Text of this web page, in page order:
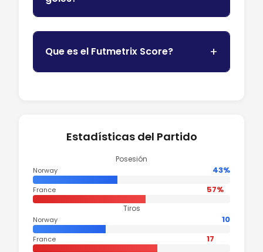
Que es el Futmetrix Score?
Estadísticas del Partido
Posesión
Norway 43%
France 57%
Tiros
Norway 10
France 17